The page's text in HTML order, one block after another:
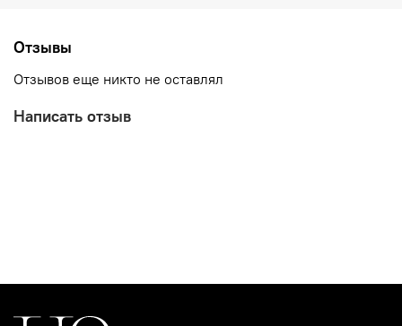
Отзывы
Отзывов еще никто не оставлял
Написать отзыв